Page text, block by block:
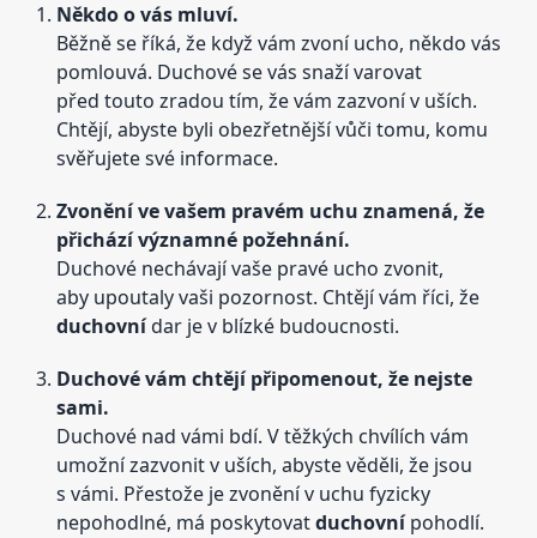
Někdo o vás mluví.
Běžně se říká, že když vám zvoní ucho, někdo vás
pomlouvá. Duchové se vás snaží varovat
před touto zradou tím, že vám zazvoní v uších.
Chtějí, abyste byli obezřetnější vůči tomu, komu
svěřujete své informace.
Zvonění ve vašem pravém uchu znamená, že
přichází významné požehnání.
Duchové nechávají vaše pravé ucho zvonit,
aby upoutaly vaši pozornost. Chtějí vám říci, že
duchovnídar je v blízké budoucnosti.
Duchové vám chtějí připomenout, že nejste
sami.
Duchové nad vámi bdí. V těžkých chvílích vám
umožní zazvonit v uších, abyste věděli, že jsou
s vámi. Přestože je zvonění v uchu fyzicky
nepohodlné, má poskytovatduchovnípohodlí.